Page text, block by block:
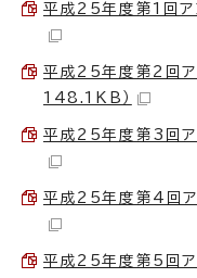
平成25年度第1回ア
平成25年度第2回ア
148.1KB）
平成25年度第3回
平成25年度第4回ア
平成25年度第5回ア